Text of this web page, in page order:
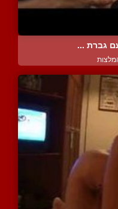
גברת ...